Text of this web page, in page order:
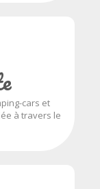
cars et
à travers le